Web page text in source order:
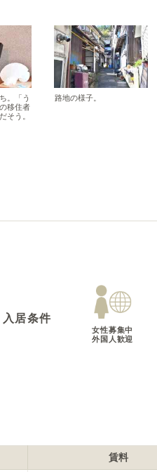
。「う
移住者
そう。
路地の様子。
入居条件
女性募集中
外国人歓迎
賃料